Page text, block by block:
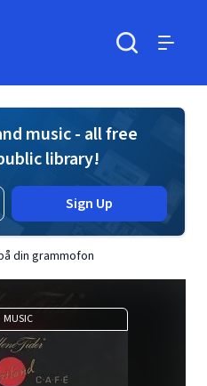
music - all free
library!
Sign Up
din grammofon
MUSIC